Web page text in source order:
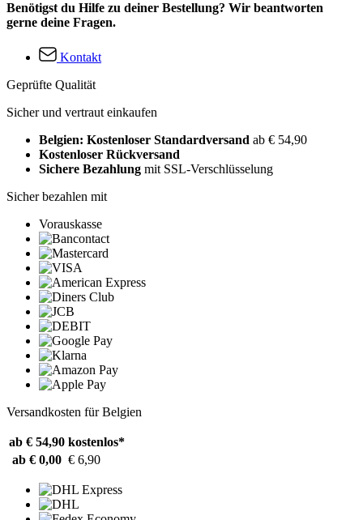
Benötigst du Hilfe zu deiner Bestellung? Wir beantworten
gerne deine Fragen.
Kontakt
Geprüfte Qualität
Sicher und vertraut einkaufen
Belgien: Kostenloser Standardversand ab € 54,90
Kostenloser Rückversand
Sichere Bezahlung mit SSL-Verschlüsselung
Sicher bezahlen mit
Vorauskasse
Versandkosten für Belgien
ab € 54,90 kostenlos*
ab € 0,00 € 6,90